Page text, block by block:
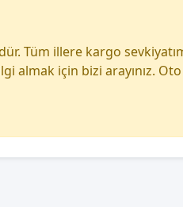
Tüm illere kargo
almak için bizi arayınız.